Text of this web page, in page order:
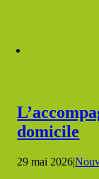
domicile
29 mai 2026|